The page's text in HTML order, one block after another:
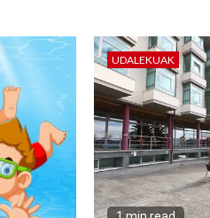
UDALEKUAK